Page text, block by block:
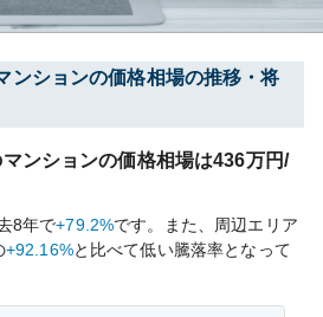
ンションの価格相場の推移・将
ンションの価格相場は436万円/
8年で+79.2%です。
また、周辺エリア
+92.16%と比べて低い騰落率となって